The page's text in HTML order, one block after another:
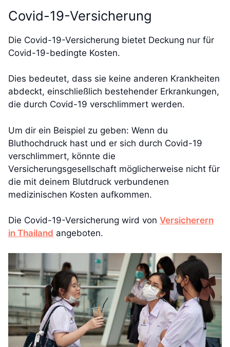
Covid-19-Versicherung
Die Covid-19-Versicherung bietet Deckung nur für
Covid-19-bedingte Kosten.
Dies bedeutet, dass sie keine anderen Krankheiten
abdeckt, einschließlich bestehender Erkrankungen,
die durch Covid-19 verschlimmert werden.
Um dir ein Beispiel zu geben: Wenn du
Bluthochdruck hast und er sich durch Covid-19
verschlimmert, könnte die
Versicherungsgesellschaft möglicherweise nicht für
die mit deinem Blutdruck verbundenen
medizinischen Kosten aufkommen.
Die Covid-19-Versicherung wird von Versicherern
in Thailand angeboten.